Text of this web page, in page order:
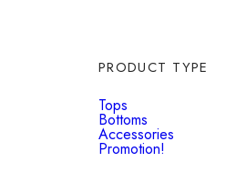
PRODUCT TYPE
Tops
Bottoms
Accessories
Promotion!